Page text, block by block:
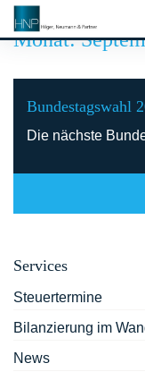
Monat:
Bundestagswahl
Die nächste
Services
Steuertermine
Bilanzierung im
News